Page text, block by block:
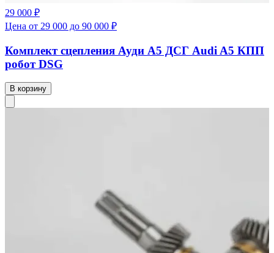
29 000 ₽
Цена от 29 000 до 90 000 ₽
Комплект сцепления Ауди А5 ДСГ Audi A5 КПП
робот DSG
В корзину